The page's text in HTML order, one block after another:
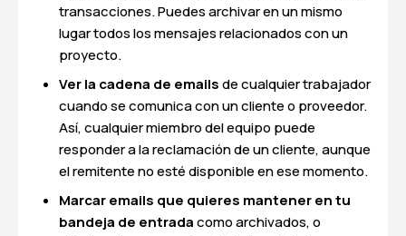
transacciones. Puedes archivar en un mismo
lugar todos los mensajes relacionados con un
proyecto.
Ver la cadena de emailsde cualquier trabajador
cuando se comunica con un cliente o proveedor.
Así, cualquier miembro del equipo puede
responder a la reclamación de un cliente, aunque
el remitente no esté disponible en ese momento.
Marcar emails que quieres mantener en tu
bandeja de entradacomo archivados, o